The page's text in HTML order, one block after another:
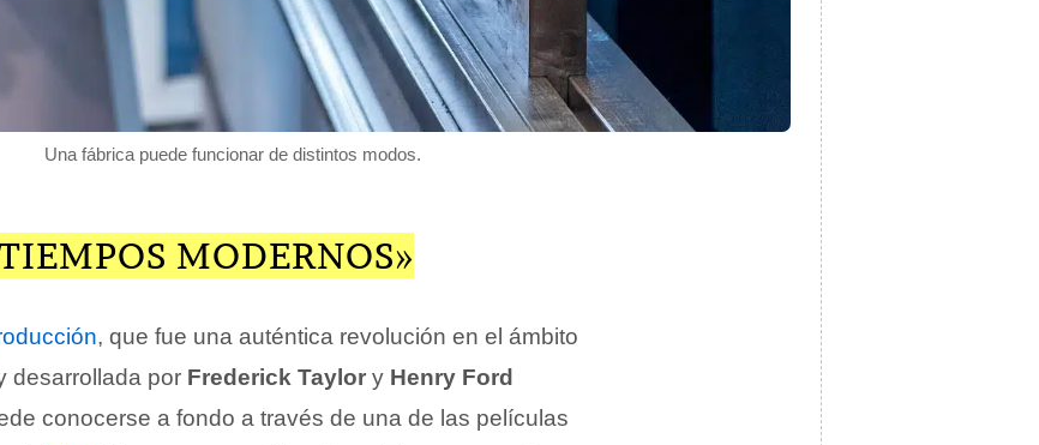
Una fábrica puede funcionar de distintos modos.
MODERNOS»
, que fue una auténtica revolución en el ámbito
desarrollada por Frederick Taylor y Henry Ford
conocerse a fondo a través de una de las películas